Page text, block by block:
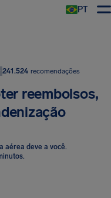
PT
241.524 recomendações
reembolsos,
aérea deve a você.